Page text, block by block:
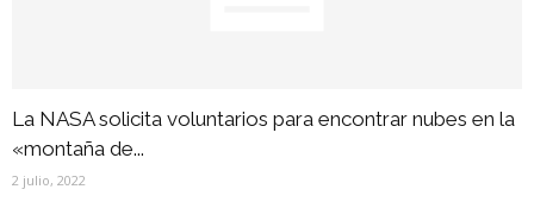
La NASA solicita voluntarios para encontrar nubes en la
«montaña de...
2 julio, 2022